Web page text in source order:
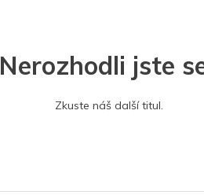
Nerozhodli jste
Zkuste náš další titul.